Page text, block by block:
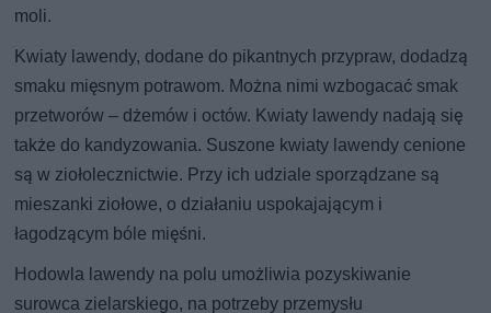
moli.
Kwiaty lawendy, dodane do pikantnych przypraw, dodadzą
smaku mięsnym potrawom. Można nimi wzbogacać smak
przetworów – dżemów i octów. Kwiaty lawendy nadają się
także do kandyzowania. Suszone kwiaty lawendy cenione
są w ziołolecznictwie. Przy ich udziale sporządzane są
mieszanki ziołowe, o działaniu uspokajającym i
łagodzącym bóle mięśni.
Hodowla lawendy na polu umożliwia pozyskiwanie
surowca zielarskiego, na potrzeby przemysłu